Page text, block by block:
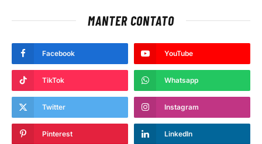
MANTER CONTATO
Facebook YouTube
TikTok Whatsapp
Twitter Instagram
Pinterest LinkedIn